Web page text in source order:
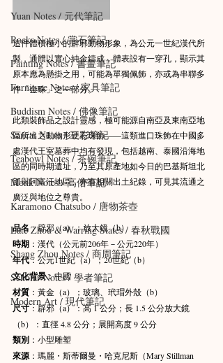
Yuan Notes / 元代筆記
Rocks Notes / 賞石筆記
Painting Notes / 書畫筆記
Furniture Notes / 家具筆記
Buddism Notes / 佛像筆記
Sancai Notes / 三彩筆記
Teabowl Notes / 茶碗筆記
Monk Notes / 高僧筆記
Karamono Chatsubo / 唐物茶壺
Late Zhou & Warring States / 春秋戰國
Shang Zhou Notes / 商周筆記
Scholar Notes / 學者筆記
Modern Art / 現代筆記
這件體積極小的辟邪動物形象，為公元一世紀漢代所
製，通體以實心純金鑄成，體表設有一穿孔，顯示其
原本應為懸掛之用，可能為單獨佩飾，亦或為串聯多
件「金珠」之一部分。
此類裝飾品之設計靈感，極可能源自南亞及東南亞地
區所出之動物形硬石珠飾——這類進口珠飾在中國多
處漢代王室墓葬中均有發現，包括越南、泰國沿海地
區的同時期遺址，乃至其原產地如今日的巴基斯坦北
部與阿富汗地區，亦有相關出土紀錄，可見其流通之
廣泛與地位之尊貴。
品名：辟邪（a）；放大鏡（b）
時期 ：漢代（公元前206年－公元220年）
年代：公元1世紀（a）；20世紀（b）
文化背景：中國
材質 ：黃金（a）；玻璃、玳瑁外殼（b）
尺寸：辟邪（a）：高 1 公分；長 1.5 公分放大鏡
（b）：直徑 4.8 公分；展開高度 9 公分
類別 ：小型雕塑
來源 ：瑪麗・斯蒂爾曼・哈克尼斯（Mary Stillman